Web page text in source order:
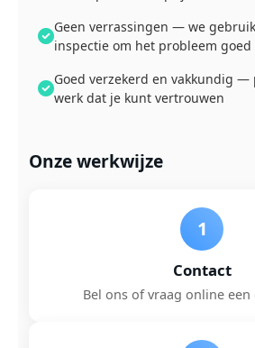
Geen verrassingen — we
inspectie om het probleem
Goed verzekerd en vakkundig —
werk dat je kunt vertrouwen
Onze werkwijze
1
Contact
Bel ons of vraag online